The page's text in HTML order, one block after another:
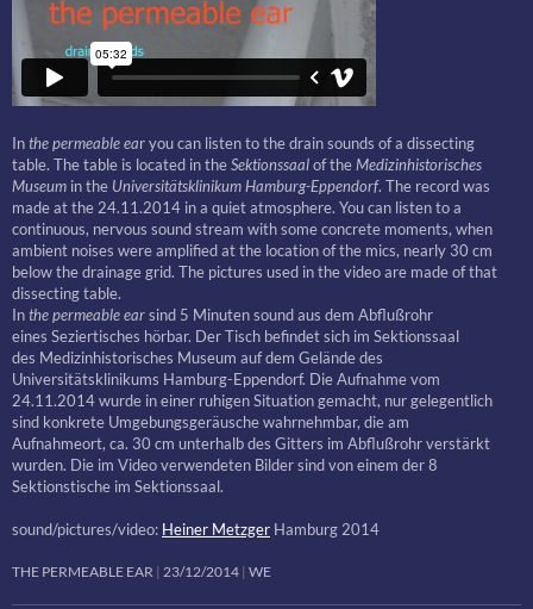
Inthe permeable ear you can listen to the drain sounds of a dissecting
table. The table is located in theSektionssaalof theMedizinhistorisches
Museum in the Universitätsklinikum Hamburg-Eppendorf. The record was
made at the 24.11.2014 in a quiet atmosphere. You can listen to a
continuous, nervous sound stream with some concrete moments, when
ambient noises were amplified at the location of the mics, nearly 30 cm
below the drainage grid. The pictures used in the video are made of that
dissecting table.
Inthe permeable earsind 5 Minuten sound aus dem Abflußrohr
eines Seziertisches hörbar. Der Tisch befindet sich im Sektionssaal
des Medizinhistorisches Museum auf dem Gelände des
Universitätsklinikums Hamburg-Eppendorf. Die Aufnahme vom
24.11.2014 wurde in einer ruhigen Situation gemacht, nur gelegentlich
sind konkrete Umgebungsgeräusche wahrnehmbar, die am
Aufnahmeort, ca. 30 cm unterhalb des Gitters im Abflußrohr verstärkt
wurden. Die im Video verwendeten Bilder sind von einem der 8
Sektionstische im Sektionssaal.
sound/pictures/video: Heiner Metzger Hamburg 2014
THE PERMEABLE EAR 23/12/2014 WE